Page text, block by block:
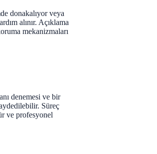
donakalıyor veya
alınır. Açıklama
mekanizmaları
denemesi ve bir
Süreç
ve profesyonel